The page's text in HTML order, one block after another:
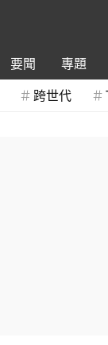
要聞 專題
跨世代